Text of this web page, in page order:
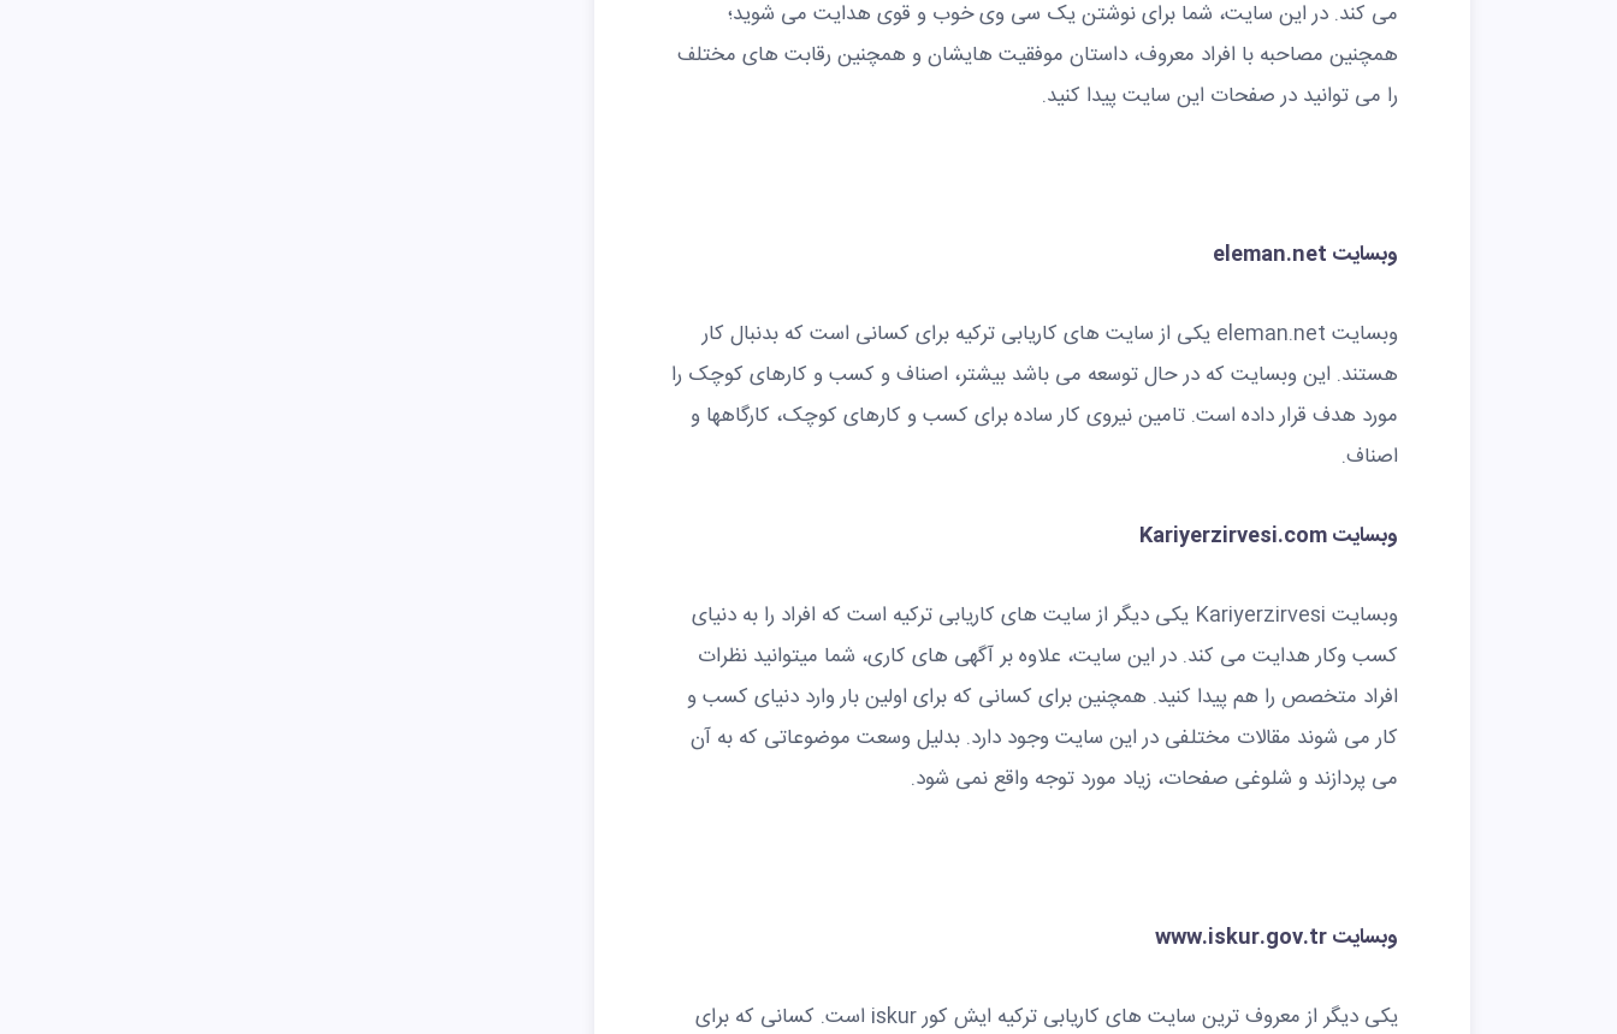
می کند. در این سایت، شما برای نوشتن یک سی وی خوب و قوی هدایت می شوید؛
همچنین مصاحبه با افراد معروف، داستان موفقیت هایشان و همچنین رقابت های مختلف
را می توانید در صفحات این سایت پیدا کنید.
وبسایت eleman.net
وبسایت eleman.net یکی از سایت های کاریابی ترکیه برای کسانی است که بدنبال کار
هستند. این وبسایت که در حال توسعه می باشد بیشتر، اصناف و کسب و کارهای کوچک را
مورد هدف قرار داده است. تامین نیروی کار ساده برای کسب و کارهای کوچک، کارگاهها و
اصناف.
وبسایت
وبسایت Kariyerzirvesi یکی دیگر از سایت های کاریابی ترکیه است که افراد را به دنیای
کسب وکار هدایت می کند. در این سایت، علاوه بر آگهی های کاری، شما میتوانید نظرات
افراد متخصص را هم پیدا کنید. همچنین برای کسانی که برای اولین بار وارد دنیای کسب و
کار می شوند مقالات مختلفی در این سایت وجود دارد. بدلیل وسعت موضوعاتی که به آن
می پردازند و شلوغی صفحات، زیاد مورد توجه واقع نمی شود.
وبسایت
یکی دیگر از معروف ترین سایت های کاریابی ترکیه ایش کور iskur است. کسانی که برای